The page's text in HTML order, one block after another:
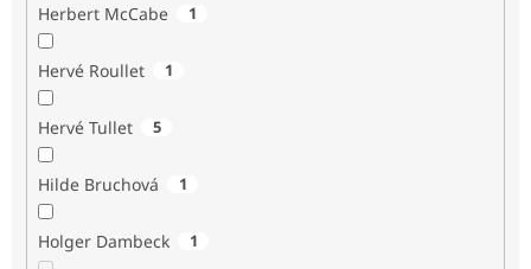
Herbert McCabe 1
Hervé Roullet 1
Hervé Tullet 5
Hilde Bruchová 1
Holger Dambeck 1